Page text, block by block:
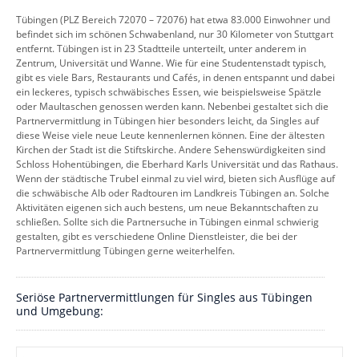
Tübingen (PLZ Bereich 72070 – 72076) hat etwa 83.000 Einwohner und
befindet sich im schönen Schwabenland, nur 30 Kilometer von Stuttgart
entfernt. Tübingen ist in 23 Stadtteile unterteilt, unter anderem in
Zentrum, Universität und Wanne. Wie für eine Studentenstadt typisch,
gibt es viele Bars, Restaurants und Cafés, in denen entspannt und dabei
ein leckeres, typisch schwäbisches Essen, wie beispielsweise Spätzle
oder Maultaschen genossen werden kann. Nebenbei gestaltet sich die
Partnervermittlung in Tübingen hier besonders leicht, da Singles auf
diese Weise viele neue Leute kennenlernen können. Eine der ältesten
Kirchen der Stadt ist die Stiftskirche. Andere Sehenswürdigkeiten sind
Schloss Hohentübingen, die Eberhard Karls Universität und das Rathaus.
Wenn der städtische Trubel einmal zu viel wird, bieten sich Ausflüge auf
die schwäbische Alb oder Radtouren im Landkreis Tübingen an. Solche
Aktivitäten eigenen sich auch bestens, um neue Bekanntschaften zu
schließen. Sollte sich die Partnersuche in Tübingen einmal schwierig
gestalten, gibt es verschiedene Online Dienstleister, die bei der
Partnervermittlung Tübingen gerne weiterhelfen.
Seriöse Partnervermittlungen für Singles aus Tübingen
und Umgebung: